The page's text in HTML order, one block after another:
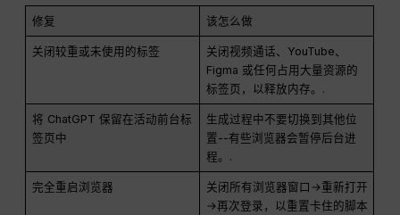
修复 该怎么做
关闭较重或未使用的标签
关闭视频通话、YouTube、
Figma 或任何占用大量资源的
标签页，以释放内存。.
将 ChatGPT 保留在活动前台标
签页中
生成过程中不要切换到其他位
置--有些浏览器会暂停后台进
程。.
完全重启浏览器
关闭所有浏览器窗口→重新打开
→再次登录，以重置卡住的脚本